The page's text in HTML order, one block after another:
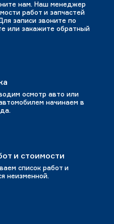
нам. Наш менеджер
работ и запчастей
записи звоните по
или закажите обратный
осмотр авто или
начинаем в
и стоимости
список работ и
неизменной.